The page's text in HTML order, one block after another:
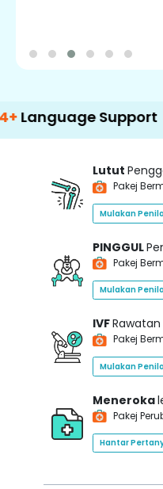
Support
Lutut
Pakej
Mulakan
PINGGUL
Pakej
Mulakan
IVFRawatan
Pakej
Mulakan
Meneroka
Pakej
Hantar